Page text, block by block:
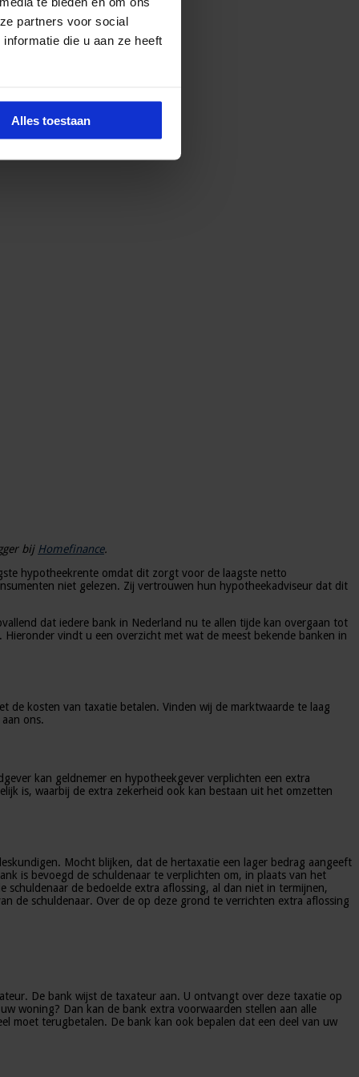
partners voor social
die u aan ze heeft
Alles toestaan
bij Homefinance.
hypotheekrente omdat dit zorgt voor de laagste netto
niet gelezen. Zij vertrouwen hun hypotheekadviseur dat dit
dat iedere bank in Nederland nu te allen tijde kan overgaan tot
vindt u een overzicht met wat de meest bekende banken in
de kosten van taxatie betalen. Vinden wij de marktwaarde te laag
ons.
kan geldnemer en hypotheekgever verplichten een extra
is, waarbij de extra zekerheid ook kan bestaan uit het omzetten
Mocht blijken, dat de hertaxatie een lager bedrag aangeeft
is bevoegd de schuldenaar te verplichten om, in plaats van het
de bedoelde extra aflossing, al dan niet in termijnen,
de schuldenaar. Over de op deze grond te verrichten extra aflossing
De bank wijst de taxateur aan. U ontvangt over deze taxatie op
woning? Dan kan de bank extra voorwaarden stellen aan alle
moet terugbetalen. De bank kan ook bepalen dat een deel van uw